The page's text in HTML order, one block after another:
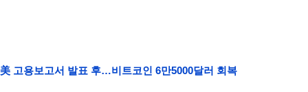
美 고용보고서 발표 후…비트코인 6만5000달러 회복